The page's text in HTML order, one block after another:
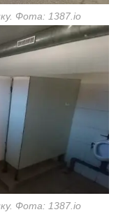
Фота: 1387.io
Фота: 1387.io